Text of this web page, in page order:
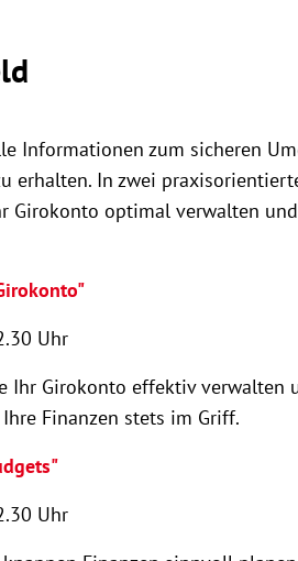
Informationen zum sicheren
erhalten. In zwei
Girokonto optimal verwalten
Uhr
Ihr Girokonto effektiv verwalten
Finanzen stets im Griff.
Uhr